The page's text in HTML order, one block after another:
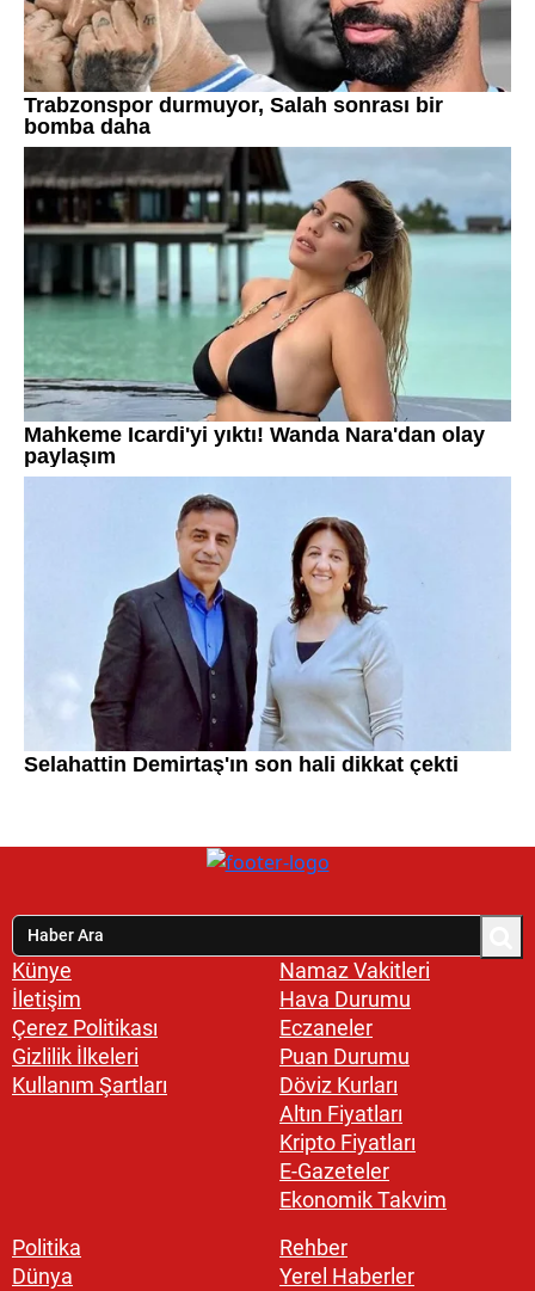
Künye
İletişim
Çerez Politikası
Gizlilik İlkeleri
Kullanım Şartları
Namaz Vakitleri
Hava Durumu
Eczaneler
Puan Durumu
Döviz Kurları
Altın Fiyatları
Kripto Fiyatları
E-Gazeteler
Ekonomik Takvim
Politika
Dünya
Rehber
Yerel Haberler